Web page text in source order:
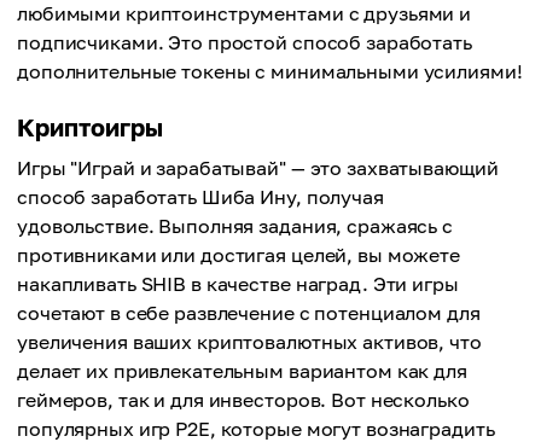
любимыми криптоинструментами с друзьями и
подписчиками. Это простой способ заработать
дополнительные токены с минимальными усилиями!
Криптоигры
Игры "Играй и зарабатывай" — это захватывающий
способ заработать Шиба Ину, получая
удовольствие. Выполняя задания, сражаясь с
противниками или достигая целей, вы можете
накапливать SHIB в качестве наград. Эти игры
сочетают в себе развлечение с потенциалом для
увеличения ваших криптовалютных активов, что
делает их привлекательным вариантом как для
геймеров, так и для инвесторов. Вот несколько
популярных игр P2E, которые могут вознаградить